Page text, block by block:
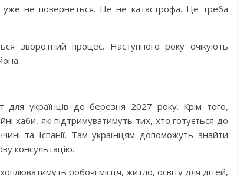
уже не повернеться. Це не катастрофа. Це треба
зворотний процес. Наступного року очікують
українців до березня 2027 року. Крім того,
хаби, які підтримуватимуть тих, хто готується до
та Іспанії. Там українцям допоможуть знайти
консультацію.
робочі місця, житло, освіту для дітей,